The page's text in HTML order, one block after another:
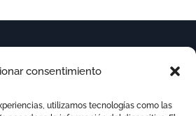
consentimiento
utilizamos tecnologías como las